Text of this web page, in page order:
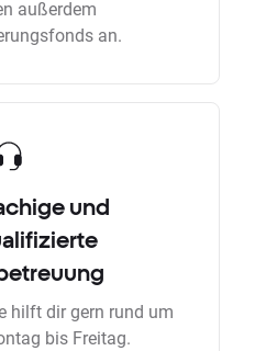
außerdem
an.
und
hilft dir gern rund um
bis Freitag.